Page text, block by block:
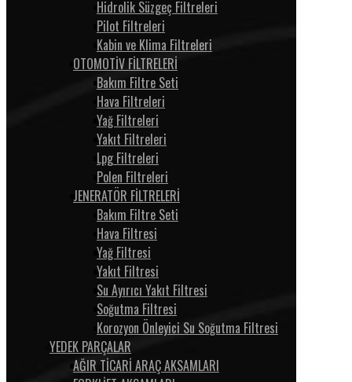
Hidrolik Süzgeç Filtreleri
Pilot Filtreleri
Kabin ve Klima Filtreleri
OTOMOTİV FİLTRELERİ
Bakım Filtre Seti
Hava Filtreleri
Yağ Filtreleri
Yakıt Filtreleri
Lpg Filtreleri
Polen Filtreleri
JENERATÖR FİLTRELERİ
Bakım Filtre Seti
Hava Filtresi
Yağ Filtresi
Yakıt Filtresi
Su Ayırıcı Yakıt Filtresi
Soğutma Filtresi
Korozyon Önleyici Su Soğutma Filtresi
YEDEK PARÇALAR
AĞIR TİCARİ ARAÇ AKSAMLARI